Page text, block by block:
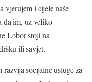
vjerujem i cijele naše
da im, uz veliko
Lobor stoji na
ili savjet.
socijalne usluge za